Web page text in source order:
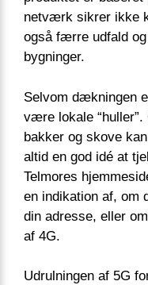
netværk sikrer ikke
også færre udfald
bygninger.
Selvom dækningen
være lokale
bakker og skove
altid en god idé at
Telmores
en indikation af, om
din adresse, eller
af 4G.
Udrulningen af 5G